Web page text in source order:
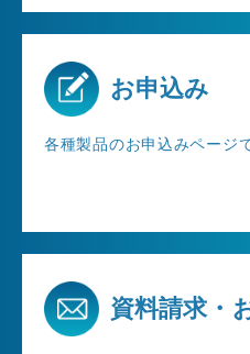
お申込み
各種製品のお申込みページ
資料請求・